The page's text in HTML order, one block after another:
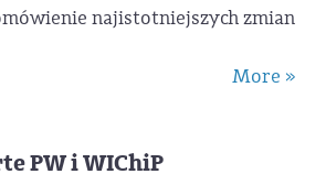
najistotniejszych zmian
More »
PW i WIChiP